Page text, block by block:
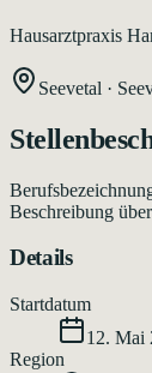
Hausarztpraxis
Seevetal ·
Beschreibung
Details
Startdatum
12. Mai
Region